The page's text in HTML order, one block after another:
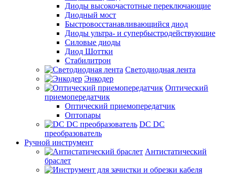
Диоды высокочастотные переключающие
Диодный мост
Быстровосстанавливающийся диод
Диоды ультра- и супербыстродействующие
Силовые диоды
Диод Шоттки
Стабилитрон
Светодиодная лента
Энкодер
Оптический
приемопередатчик
Оптический приемопередатчик
Оптопары
DC DC
преобразователь
Ручной инструмент
Антистатический
браслет